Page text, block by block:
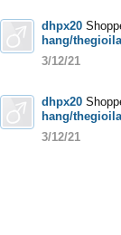
dhpx20
hang/
3/12/21
dhpx20
hang/
3/12/21